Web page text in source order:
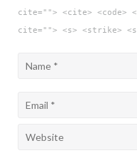
cite=""> <cite> <code>
cite=""> <s> <strike>